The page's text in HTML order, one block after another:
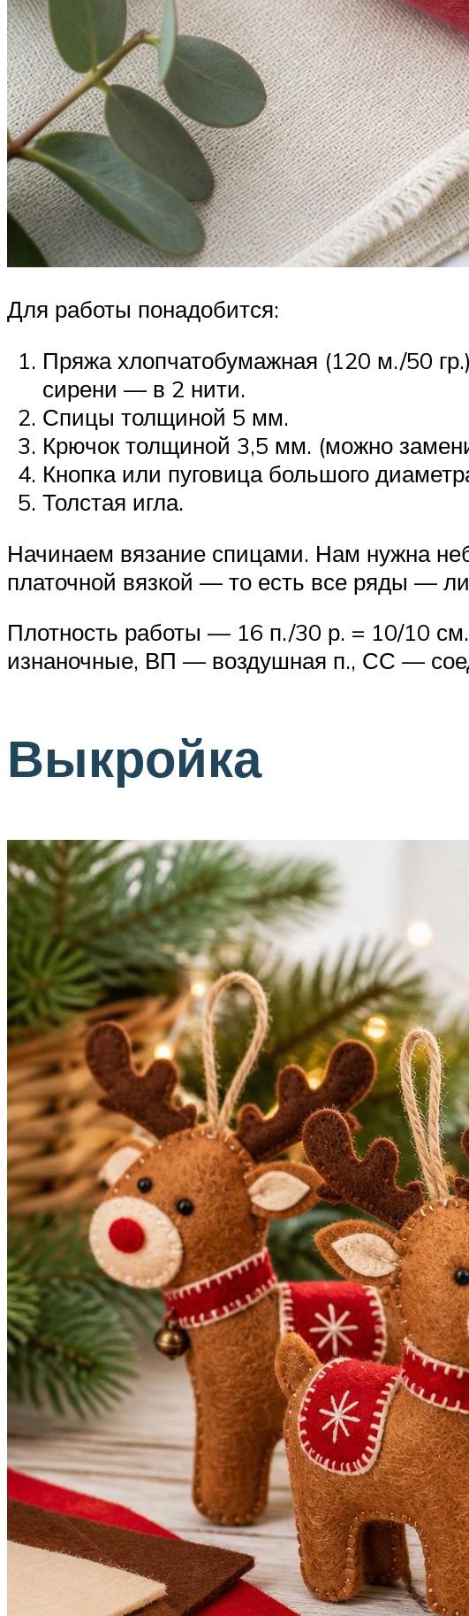
Для работы понадобится:
Пряжа хлопчатобумажная (120 м./50
сирени — в 2 нити.
Спицы толщиной 5 мм.
Крючок толщиной 3,5 мм. (можно
Кнопка или пуговица большого
Толстая игла.
Начинаем вязание спицами. Нам нужна
платочной вязкой — то есть все ряды —
Плотность работы — 16 п./30 р. = 10/10
изнаночные, ВП — воздушная п., СС —
Выкройка